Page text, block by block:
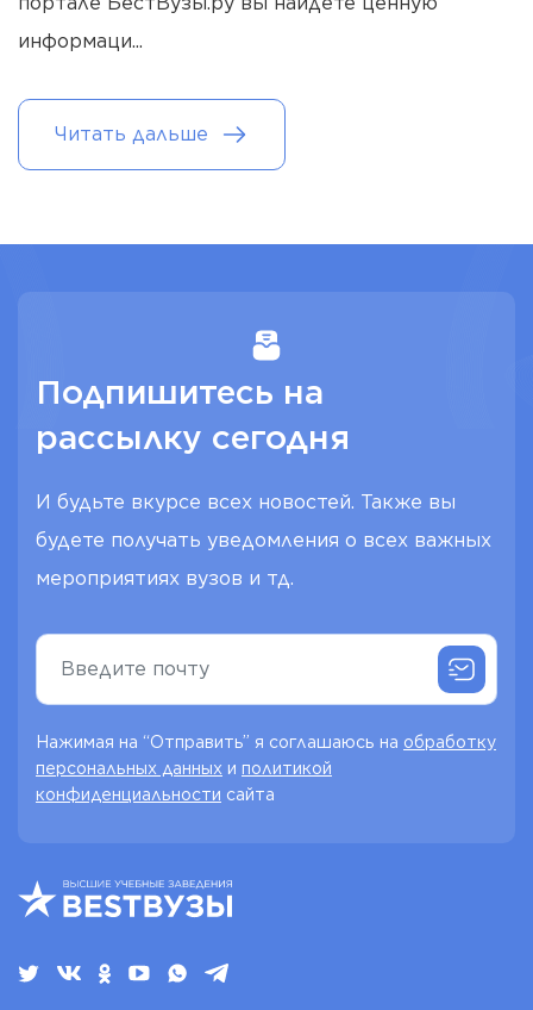
информаци...
Читать дальше
Подпишитесь на
рассылку сегодня
И будьте вкурсе всех новостей. Также вы
будете получать уведомления о всех важных
мероприятиях вузов и тд.
Нажимая на “Отправить” я соглашаюсь на обработку
персональных данных и политикой
конфиденциальности сайта